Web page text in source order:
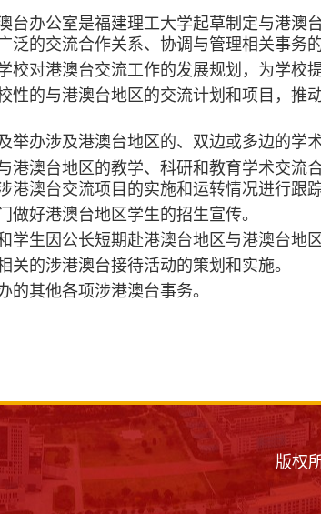
台办公室是福建理工大学起草制定与港澳
泛的交流合作关系、协调与管理相关事务
校对港澳台交流工作的发展规划，为学校
性的与港澳台地区的交流计划和项目，推
举办涉及港澳台地区的、双边或多边的学
港澳台地区的教学、科研和教育学术交
港澳台交流项目的实施和运转情况进行跟
做好港澳台地区学生的招生宣传。
学生因公长短期赴港澳台地区与港澳台地
关的涉港澳台接待活动的策划和实施。
的其他各项涉港澳台事务。
版权